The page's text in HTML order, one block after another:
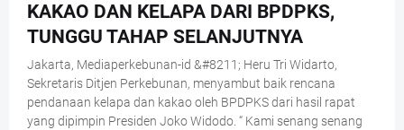
KAKAO DAN KELAPA DARI BPDPKS,
TUNGGU TAHAP SELANJUTNYA
Jakarta, Mediaperkebunan-id &#8211; Heru Tri Widarto,
Sekretaris Ditjen Perkebunan, menyambut baik rencana
pendanaan kelapa dan kakao oleh BPDPKS dari hasil rapat
yang dipimpin Presiden Joko Widodo. “ Kami senang senang